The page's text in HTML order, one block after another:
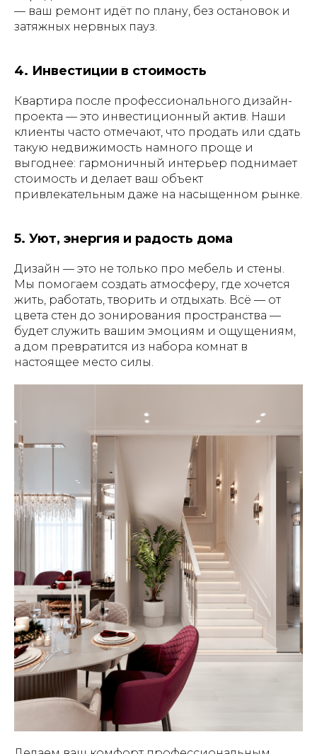
— ваш ремонт идёт по плану, без остановок и
затяжных нервных пауз.
4. Инвестиции в стоимость
Квартира после профессионального дизайн-
проекта — это инвестиционный актив. Наши
клиенты часто отмечают, что продать или сдать
такую недвижимость намного проще и
выгоднее: гармоничный интерьер поднимает
стоимость и делает ваш объект
привлекательным даже на насыщенном рынке.
5. Уют, энергия и радость дома
Дизайн — это не только про мебель и стены.
Мы помогаем создать атмосферу, где хочется
жить, работать, творить и отдыхать. Всё — от
цвета стен до зонирования пространства —
будет служить вашим эмоциям и ощущениям,
а дом превратится из набора комнат в
настоящее место силы.